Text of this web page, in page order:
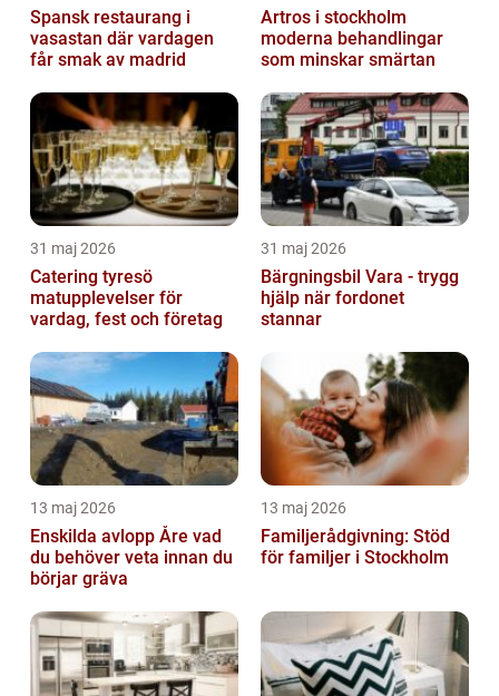
Spansk restaurang i
vasastan där vardagen
får smak av madrid
Artros i stockholm
moderna behandlingar
som minskar smärtan
31 maj 2026
Catering tyresö
matupplevelser för
vardag, fest och företag
31 maj 2026
Bärgningsbil Vara - trygg
hjälp när fordonet
stannar
13 maj 2026
Enskilda avlopp Åre vad
du behöver veta innan du
börjar gräva
13 maj 2026
Familjerådgivning: Stöd
för familjer i Stockholm